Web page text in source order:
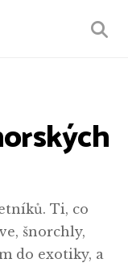
VYHLEDÁVÁNÍ
Ti, co
šnorchly,
do exotiky, a